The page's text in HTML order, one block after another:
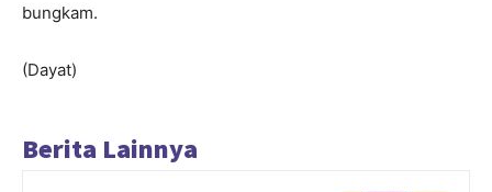
bungkam.
(Dayat)
Berita Lainnya